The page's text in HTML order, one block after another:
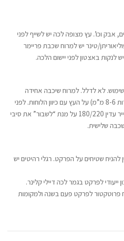
אבק וכו’. עץ מצופה לכה יש לשייף לפני
טינר יש למרוח שכבת פריימר
לנקות באצטון לפני יישום הלכה.
לא לדלל. למרוח שיכבה אחידה
(מברשת רחבה / רולר שערות קצרות 8-6 מ”מ) על העץ עם כיוון הלוחות. לפני
מריחת השכבה השניה יש לשייף בנייר עדין 180/220 על מנת “לשבור” את סיבי
שלישית.
להניח שטיחים על הפרקט. רגלי רהיטים יש
לפרקט בגמר לכה דיילי קלינר.
פרוטקטור לפרקט פעם בשנה ולמקומות